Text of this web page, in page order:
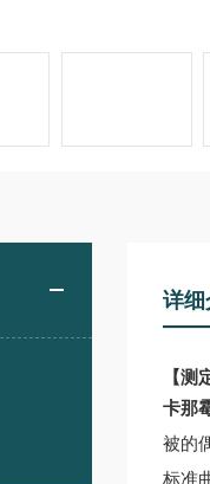
详细
【测
卡那
被的
标准